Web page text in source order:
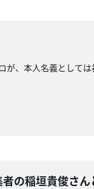
、本人名義として
の稲垣貴俊さ